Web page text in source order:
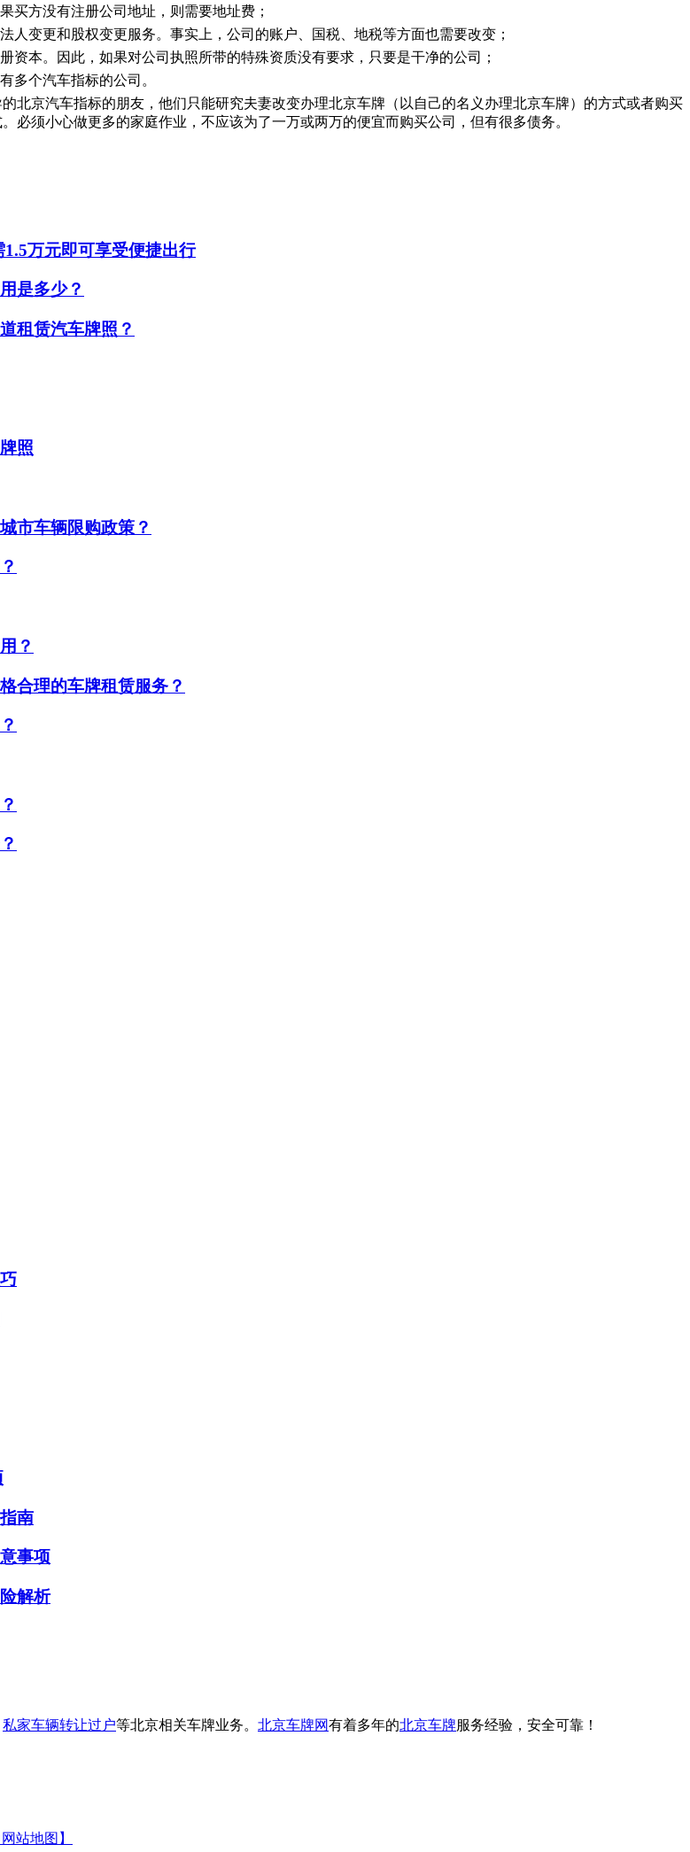
买方没有注册公司地址，则需要地址费；
变更和股权变更服务。事实上，公司的账户、国税、地税等方面也需要改变；
本。因此，如果对公司执照所带的特殊资质没有要求，只要是干净的公司；
多个汽车指标的公司。
北京汽车指标的朋友，他们只能研究夫妻改变办理北京车牌（以自己的名义办理北京车牌）的方式或者购买
须小心做更多的家庭作业，不应该为了一万或两万的便宜而购买公司，但有很多债务。
万元即可享受便捷出行
是多少？
租赁汽车牌照？
照
市车辆限购政策？
？
合理的车牌租赁服务？
南
事项
解析
私家车辆转让过户等北京相关车牌业务。 北京车牌网有着多年的北京车牌服务经验，安全可靠！
网站地图】